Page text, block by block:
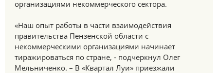
организациями некоммерческого сектора.
«Наш опыт работы в части взаимодействия
правительства Пензенской области с
некоммерческими организациями начинает
тиражироваться по стране, - подчеркнул Олег
Мельниченко. – В «Квартал Луи» приезжали